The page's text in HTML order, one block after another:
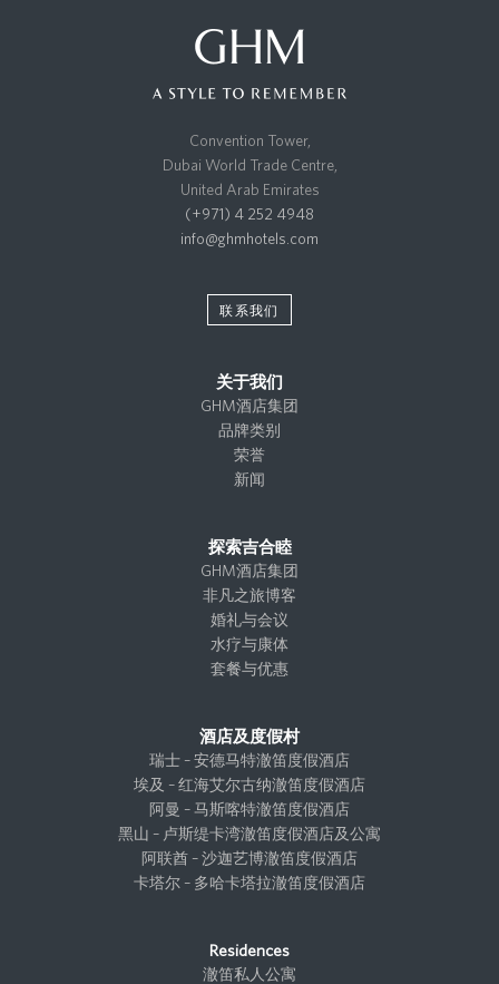
Convention Tower,
Dubai World Trade Centre,
United Arab Emirates
(+971) 4 252 4948
info@ghmhotels.com
联系我们
关于我们
GHM酒店集团
品牌类别
荣誉
新闻
探索吉合睦
GHM酒店集团
非凡之旅博客
婚礼与会议
水疗与康体
套餐与优惠
酒店及度假村
瑞士 – 安德马特澈笛度假酒店
埃及 – 红海艾尔古纳澈笛度假酒店
阿曼 – 马斯喀特澈笛度假酒店
黑山 – 卢斯缇卡湾澈笛度假酒店及公寓
阿联酋 – 沙迦艺博澈笛度假酒店
卡塔尔 – 多哈卡塔拉澈笛度假酒店
Residences
澈笛私人公寓